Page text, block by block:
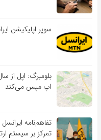
سوپر اپلیکیشن
بلومبرگ: اپل از
اپ مپس می‌کند
تفاهم‌نامه‌
تمرکز بر سیستم